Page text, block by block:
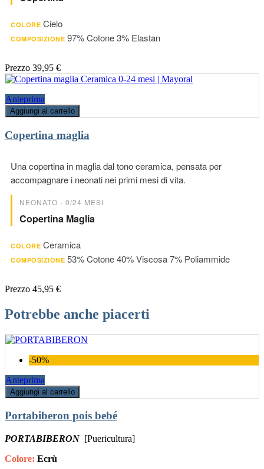
COLORE Cielo
COMPOSIZIONE 97% Cotone 3% Elastan
Prezzo 39,95 €
Anteprima
Aggiungi al carrello
Copertina maglia
Una copertina in maglia dal tono ceramica, pensata per
accompagnare i neonati nei primi mesi di vita.
NEONATO - 0/24 MESI
Copertina Maglia
COLORE Ceramica
COMPOSIZIONE 53% Cotone 40% Viscosa 7% Poliammide
Prezzo 45,95 €
Potrebbe anche piacerti
-50%
Anteprima
Aggiungi al carrello
Portabiberon pois bebé
PORTABIBERON [Puericultura]
Colore: Ecrù